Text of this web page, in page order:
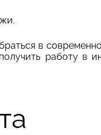
в
работу в